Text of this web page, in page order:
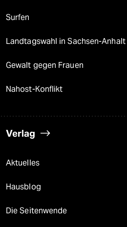
Surfen
Landtagswahl in Sachsen-Anhalt
Gewalt gegen Frauen
Nahost-Konflikt
Verlag
Aktuelles
Hausblog
Die Seitenwende